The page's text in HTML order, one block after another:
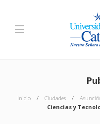
Inicio Ciudades
Ciencias y